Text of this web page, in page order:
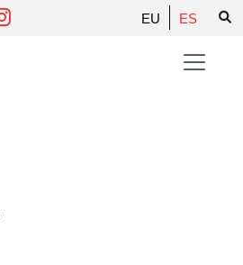
EU ES